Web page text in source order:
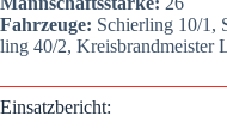
Fahr­zeu­ge: Schier­ling 10/1,
ling 40/2, Kreis­brand­meis­ter
Ein­satz­be­richt: